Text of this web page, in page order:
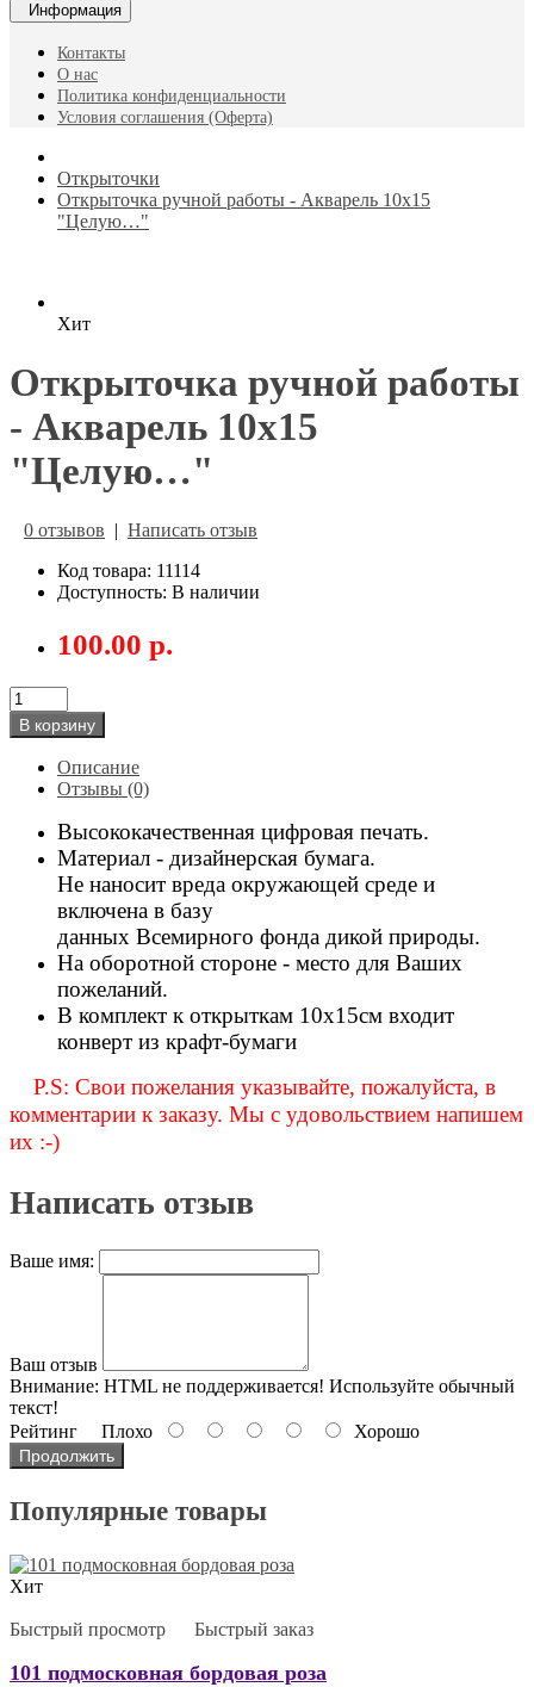
Информация
Контакты
О нас
Политика конфиденциальности
Условия соглашения (Оферта)
Открыточки
Открыточка ручной работы - Акварель 10х15
"Целую…"
Хит
Открыточка ручной работы
- Акварель 10х15
"Целую…"
0 отзывов | Написать отзыв
Код товара: 11114
Доступность: В наличии
100.00 р.
В корзину
Описание
Отзывы (0)
Высококачественная цифровая печать.
Материал - дизайнерская бумага.
Не наносит вреда окружающей среде и
включена в базу
данных Всемирного фонда дикой природы.
На оборотной стороне - место для Ваших
пожеланий.
В комплект к открыткам 10х15см входит
конверт из крафт-бумаги
P.S: Свои пожелания указывайте, пожалуйста, в
комментарии к заказу. Мы с удовольствием напишем
их :-)
Написать отзыв
Ваше имя:
Ваш отзыв
Внимание: HTML не поддерживается! Используйте обычный
текст!
Рейтинг Плохо Хорошо
Продолжить
Популярные товары
Хит
Быстрый просмотр Быстрый заказ
101 подмосковная бордовая роза